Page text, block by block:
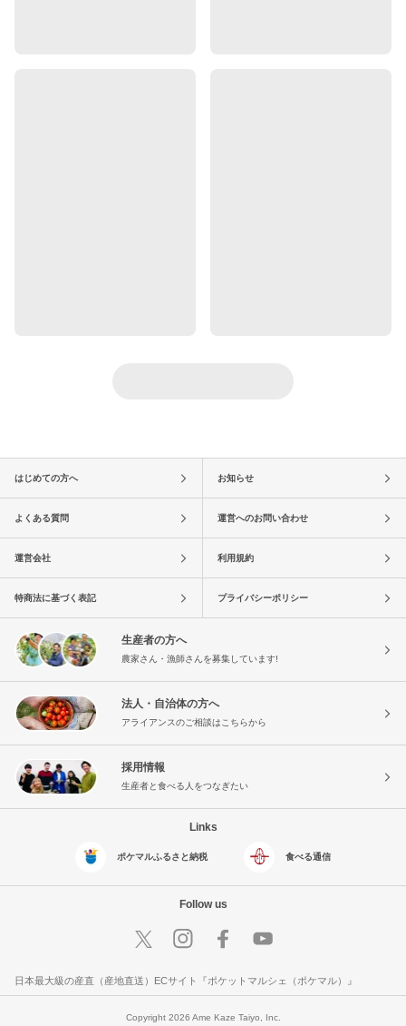
はじめての方へ お知らせ
よくある質問 運営へのお問い合わせ
運営会社 利用規約
特商法に基づく表記 プライバシーポリシー
生産者の方へ
農家さん・漁師さんを募集しています!
法人・自治体の方へ
アライアンスのご相談はこちらから
採用情報
生産者と食べる人をつなぎたい
Links
ポケマルふるさと納税 食べる通信
Follow us
日本最大級の産直（産地直送）ECサイト『ポケットマルシェ（ポケマル）』
Copyright 2026 Ame Kaze Taiyo, Inc.